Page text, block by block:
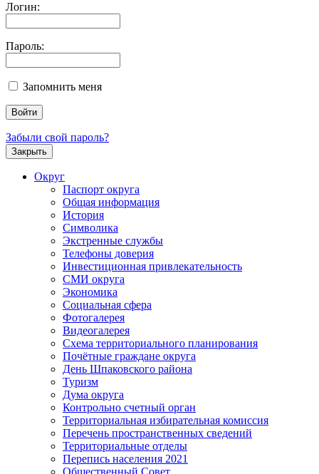
Логин:
Пароль:
Запомнить меня
Забыли свой пароль?
Закрыть
Округ
Паспорт округа
Общая информация
История
Символика
Экстренные службы
Телефоны доверия
Инвестиционная привлекательность
СМИ округа
Экономика
Социальная сфера
Фотогалерея
Видеогалерея
Схема территориального планирования
Почётные граждане округа
День Шпаковского района
Туризм
Дума округа
Контрольно счетный орган
Территориальная избирательная комиссия
Перечень пространственных сведений
Территориальные отделы
Перепись населения 2021